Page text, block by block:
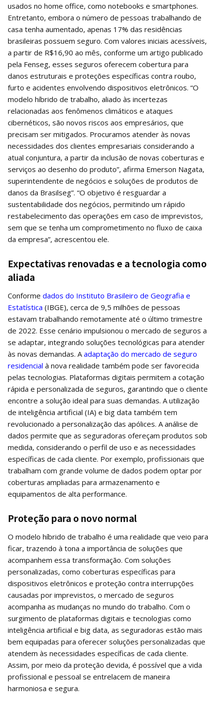
usados no home office, como notebooks e smartphones.
Entretanto, embora o número de pessoas trabalhando de
casa tenha aumentado, apenas 17% das residências
brasileiras possuem seguro. Com valores iniciais acessíveis,
a partir de R$16,90 ao mês, conforme um artigo publicado
pela Fenseg, esses seguros oferecem cobertura para
danos estruturais e proteções específicas contra roubo,
furto e acidentes envolvendo dispositivos eletrônicos. “O
modelo híbrido de trabalho, aliado às incertezas
relacionadas aos fenômenos climáticos e ataques
cibernéticos, são novos riscos aos empresários, que
precisam ser mitigados. Procuramos atender às novas
necessidades dos clientes empresariais considerando a
atual conjuntura, a partir da inclusão de novas coberturas e
serviços ao desenho do produto”, afirma Emerson Nagata,
superintendente de negócios e soluções de produtos de
danos da Brasilseg”. “O objetivo é resguardar a
sustentabilidade dos negócios, permitindo um rápido
restabelecimento das operações em caso de imprevistos,
sem que se tenha um comprometimento no fluxo de caixa
da empresa”, acrescentou ele.
Expectativas renovadas e a tecnologia como
aliada
Conforme dados do Instituto Brasileiro de Geografia e
Estatística (IBGE), cerca de 9,5 milhões de pessoas
estavam trabalhando remotamente até o último trimestre
de 2022. Esse cenário impulsionou o mercado de seguros a
se adaptar, integrando soluções tecnológicas para atender
às novas demandas. A adaptação do mercado de seguro
residencial à nova realidade também pode ser favorecida
pelas tecnologias. Plataformas digitais permitem a cotação
rápida e personalizada de seguros, garantindo que o cliente
encontre a solução ideal para suas demandas. A utilização
de inteligência artificial (IA) e big data também tem
revolucionado a personalização das apólices. A análise de
dados permite que as seguradoras ofereçam produtos sob
medida, considerando o perfil de uso e as necessidades
específicas de cada cliente. Por exemplo, profissionais que
trabalham com grande volume de dados podem optar por
coberturas ampliadas para armazenamento e
equipamentos de alta performance.
Proteção para o novo normal
O modelo híbrido de trabalho é uma realidade que veio para
ficar, trazendo à tona a importância de soluções que
acompanhem essa transformação. Com soluções
personalizadas, como coberturas específicas para
dispositivos eletrônicos e proteção contra interrupções
causadas por imprevistos, o mercado de seguros
acompanha as mudanças no mundo do trabalho. Com o
surgimento de plataformas digitais e tecnologias como
inteligência artificial e big data, as seguradoras estão mais
bem equipadas para oferecer soluções personalizadas que
atendem às necessidades específicas de cada cliente.
Assim, por meio da proteção devida, é possível que a vida
profissional e pessoal se entrelacem de maneira
harmoniosa e segura.